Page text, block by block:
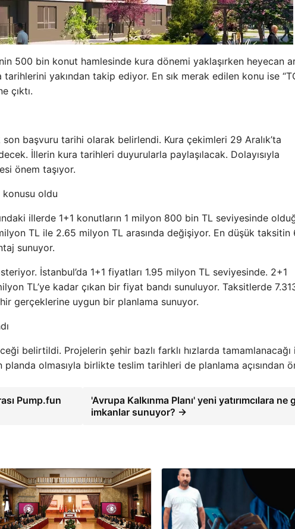
500 bin konut hamlesinde kura dönemi yaklaşırken heyecan
yakından takip ediyor. En sık merak edilen konu ise
çıktı.
son başvuru tarihi olarak belirlendi. Kura çekimleri 29 Aralık’ta
İllerin kura tarihleri duyurularla paylaşılacak. Dolayısıyla
önem taşıyor.
konusu oldu
illerde 1+1 konutların 1 milyon 800 bin TL seviyesinde
TL ile 2.65 milyon TL arasında değişiyor. En düşük taksitin
sunuyor.
İstanbul’da 1+1 fiyatları 1.95 milyon TL seviyesinde. 2+1
TL’ye kadar çıkan bir fiyat bandı sunuluyor. Taksitlerde
gerçeklerine uygun bir planlama sunuyor.
belirtildi. Projelerin şehir bazlı farklı hızlarda tamamlanacağı
olmasıyla birlikte teslim tarihleri de planlama açısından
Pump.fun
'Avrupa Kalkınma Planı' yeni yatırımcılara ne
imkanlar sunuyor? →